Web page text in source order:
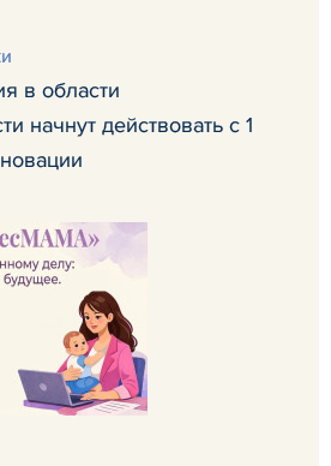
в области
начнут действовать с 1